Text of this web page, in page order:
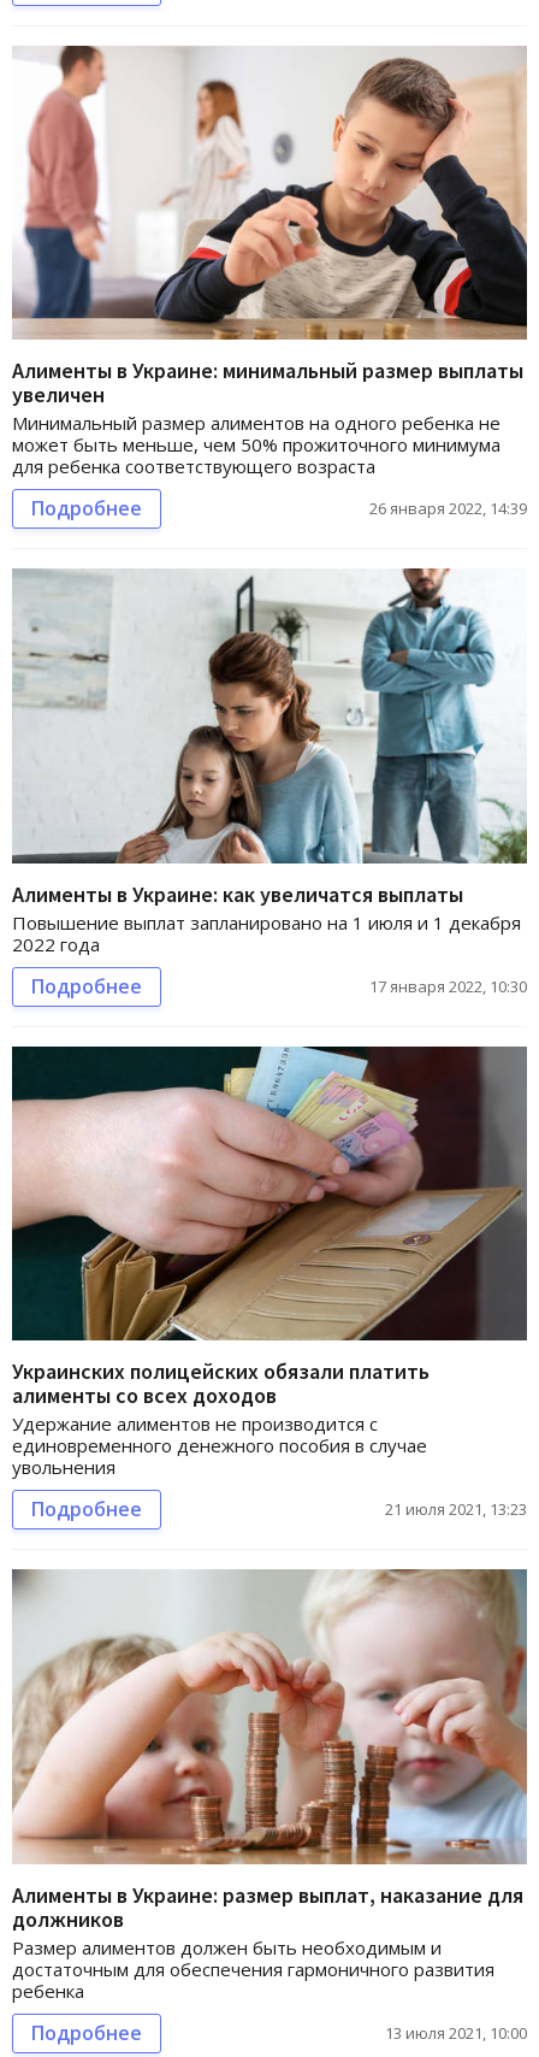
Алименты в Украине: минимальный размер выплаты
увеличен
Минимальный размер алиментов на одного ребенка не
может быть меньше, чем 50% прожиточного минимума
для ребенка соответствующего возраста
Подробнее 26 января 2022, 14:39
Алименты в Украине: как увеличатся выплаты
Повышение выплат запланировано на 1 июля и 1 декабря
2022 года
Подробнее 17 января 2022, 10:30
Украинских полицейских обязали платить
алименты со всех доходов
Удержание алиментов не производится с
единовременного денежного пособия в случае
увольнения
Подробнее 21 июля 2021, 13:23
Алименты в Украине: размер выплат, наказание для
должников
Размер алиментов должен быть необходимым и
достаточным для обеспечения гармоничного развития
ребенка
Подробнее 13 июля 2021, 10:00